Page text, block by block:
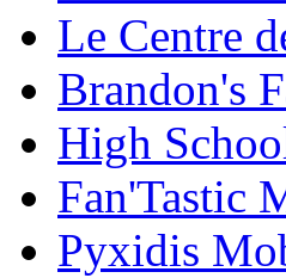
Le Centre
Brandon's
High
Fan'Tastic
Pyxidis